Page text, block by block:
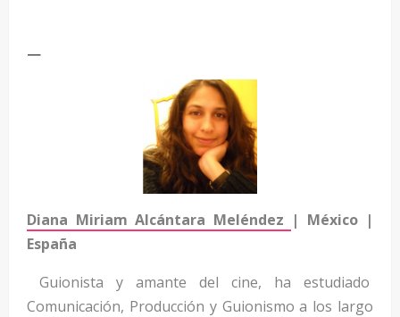
—
Diana Miriam Alcántara Meléndez | México |
España
Guionista y amante del cine, ha estudiado
Comunicación, Producción y Guionismo a los largo